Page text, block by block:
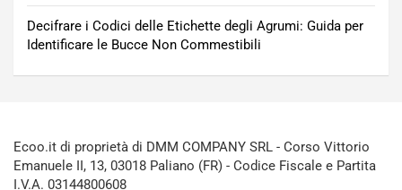
Decifrare i Codici delle Etichette degli Agrumi: Guida per
Identificare le Bucce Non Commestibili
Ecoo.it di proprietà di DMM COMPANY SRL - Corso Vittorio
Emanuele II, 13, 03018 Paliano (FR) - Codice Fiscale e Partita
I.V.A. 03144800608